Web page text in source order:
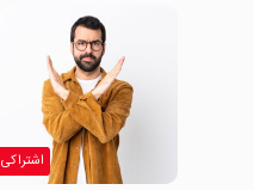
اشتراکی